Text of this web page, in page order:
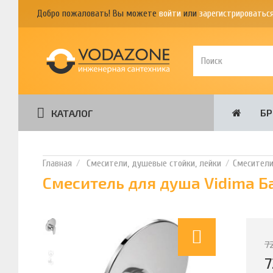
Добро пожаловать! Вы можете войти или
КАТАЛОГ
Смесители, душевые стойки, лейки
Смеситель для душа Vidima